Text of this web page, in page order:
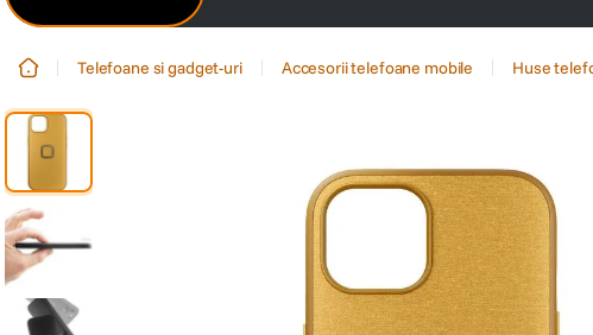
trepied
peak design
canon sx740 hs
lavaliera
Telefoane si gadget-uri Accesorii telefoane mobile Huse